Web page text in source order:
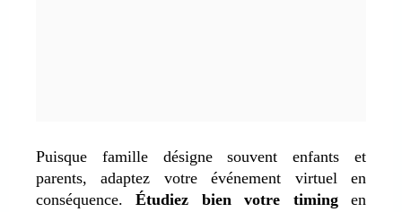
Puisque famille désigne souvent enfants et
parents, adaptez votre événement virtuel en
conséquence. Étudiez bien votre timing en